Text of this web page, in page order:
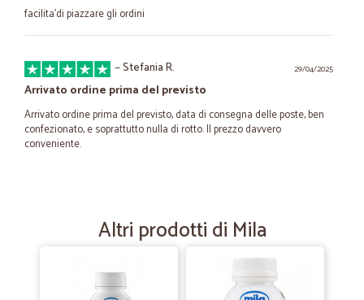
facilita'di piazzare gli ordini
29/04/2025
—Stefania R.
Arrivato ordine prima del previsto
Arrivato ordine prima del previsto, data di consegna delle poste, ben
confezionato, e soprattutto nulla di rotto. Il prezzo davvero
conveniente.
Tutto molto bene
La qualità delle lasagne è davvero ottima. Inoltre la spedizione è
Altri prodotti di Mila